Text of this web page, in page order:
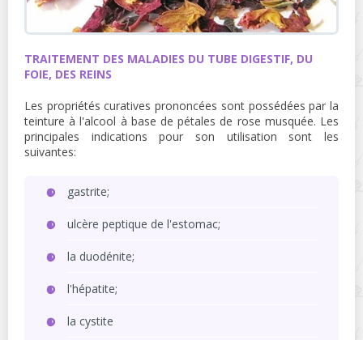
TRAITEMENT DES MALADIES DU TUBE DIGESTIF, DU
FOIE, DES REINS
Les propriétés curatives prononcées sont possédées par la
teinture à l'alcool à base de pétales de rose musquée. Les
principales indications pour son utilisation sont les
suivantes:
gastrite;
ulcère peptique de l'estomac;
la duodénite;
l'hépatite;
la cystite